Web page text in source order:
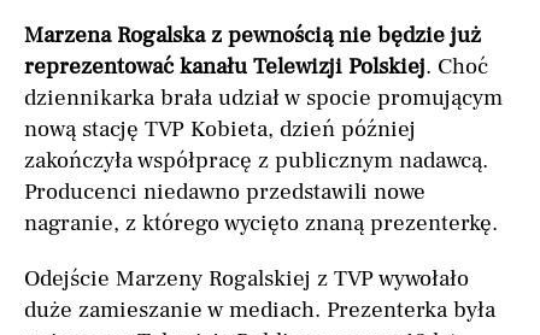
Marzena Rogalska z pewnością nie będzie już
reprezentować kanału Telewizji Polskiej. Choć
dziennikarka brała udział w spocie promującym
nową stację TVP Kobieta, dzień później
zakończyła współpracę z publicznym nadawcą.
Producenci niedawno przedstawili nowe
nagranie, z którego wycięto znaną prezenterkę.
Odejście Marzeny Rogalskiej z TVP wywołało
duże zamieszanie w mediach. Prezenterka była